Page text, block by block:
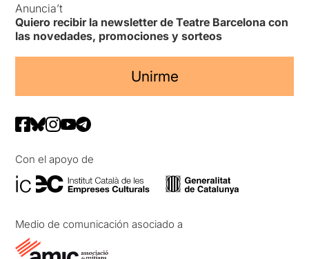
Anuncia’t
Quiero recibir la newsletter de Teatre Barcelona con
las novedades, promociones y sorteos
Unirme
Con el apoyo de
Medio de comunicación asociado a